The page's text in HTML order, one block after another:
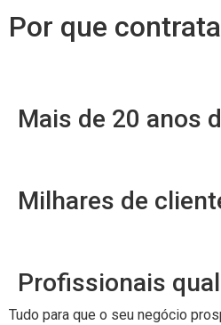
Por que
Mais de 20 anos
Milhares de
Profissionais
Tudo para que o seu negócio